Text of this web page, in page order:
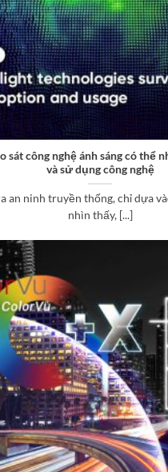
sát công nghệ ánh sáng có thể
và sử dụng công nghệ
an ninh truyền thống, chỉ dựa
nhìn thấy, [...]